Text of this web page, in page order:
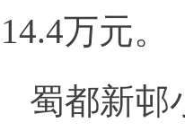
14.4万元。
蜀都新邨